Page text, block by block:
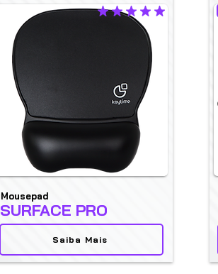
la calificación promedio es 4.9
SURFACE PRO
Mousepad
Saiba Mais